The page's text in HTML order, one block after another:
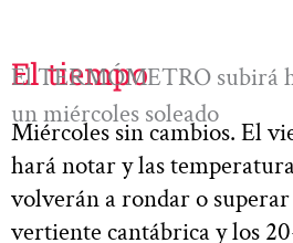
El tiempo
El TERMÓMETRO subirá
un miércoles soleado
Miércoles sin cambios. El
hará notar y las
volverán a rondar o superar
vertiente cantábrica y los